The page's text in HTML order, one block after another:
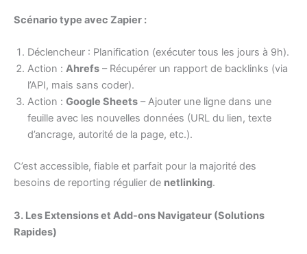
Scénario type avec Zapier :
Déclencheur : Planification (exécuter tous les jours à 9h).
Action : Ahrefs – Récupérer un rapport de backlinks (via
l’API, mais sans coder).
Action : Google Sheets – Ajouter une ligne dans une
feuille avec les nouvelles données (URL du lien, texte
d’ancrage, autorité de la page, etc.).
C’est accessible, fiable et parfait pour la majorité des
besoins de reporting régulier de netlinking.
3. Les Extensions et Add-ons Navigateur (Solutions
Rapides)